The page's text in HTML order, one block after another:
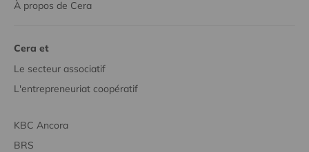
À propos de Cera
Cera et
Le secteur associatif
L'entrepreneuriat coopératif
KBC Ancora
BRS